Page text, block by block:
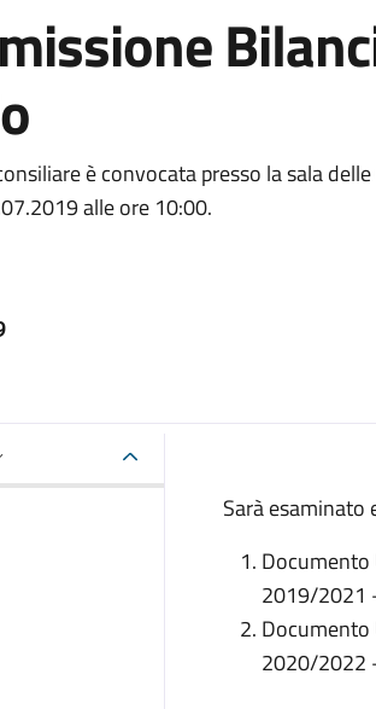
notizia
è convocata presso la sala
alle ore 10:00.
Sarà esaminato
Documento
2019/2021
Documento
2020/2022